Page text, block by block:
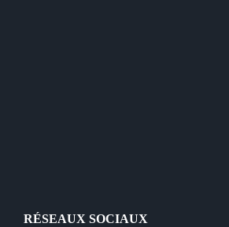
RÉSEAUX SOCIAUX